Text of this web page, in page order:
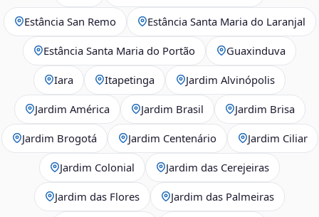
Estância San Remo Estância Santa Maria do Laranjal
Estância Santa Maria do Portão Guaxinduva
Iara Itapetinga Jardim Alvinópolis
Jardim América Jardim Brasil Jardim Brisa
Jardim Brogotá Jardim Centenário Jardim Ciliar
Jardim Colonial Jardim das Cerejeiras
Jardim das Flores Jardim das Palmeiras